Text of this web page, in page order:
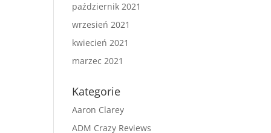
październik 2021
wrzesień 2021
kwiecień 2021
marzec 2021
Kategorie
Aaron Clarey
ADM Crazy Reviews